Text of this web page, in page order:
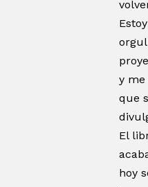
y me
que
El
hoy